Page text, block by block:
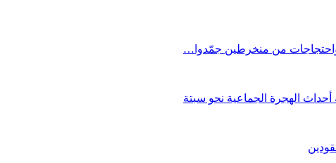
واحتجاجات من منخرطين جمّدوا…
الهجرة الجماعية نحو سبتة